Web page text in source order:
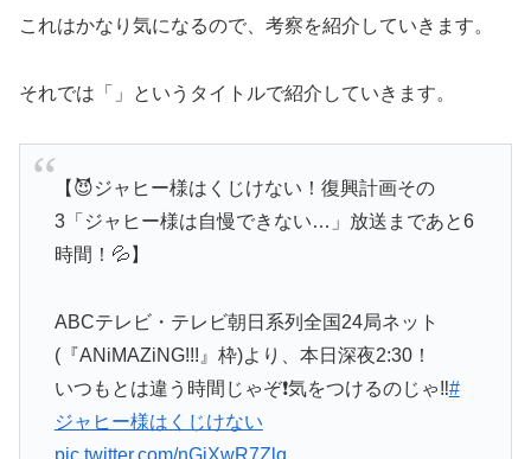
これはかなり気になるので、考察を紹介していきます。
それでは「」というタイトルで紹介していきます。
【😈ジャヒー様はくじけない！復興計画その
3「ジャヒー様は自慢できない…」放送まであと6
時間！💦】
ABCテレビ・テレビ朝日系列全国24局ネット
(『ANiMAZiNG!!!』枠)より、本日深夜2:30！
いつもとは違う時間じゃぞ❗気をつけるのじゃ‼#
ジャヒー様はくじけない
pic.twitter.com/nGiXwR7Zlq